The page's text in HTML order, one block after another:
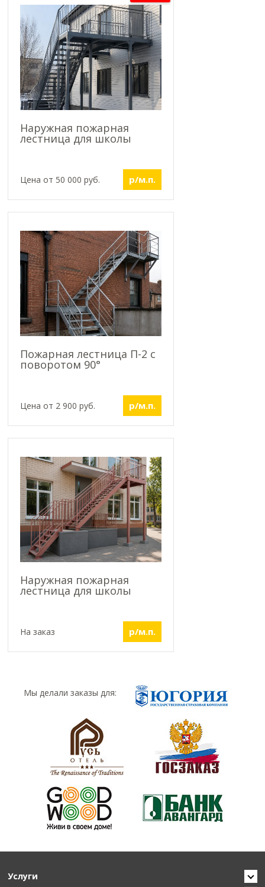
Наружная пожарная
лестница для школы
Цена от 50 000 руб. р/м.п.
Пожарная лестница П-2 с
поворотом 90°
Цена от 2 900 руб. р/м.п.
Наружная пожарная
лестница для школы
На заказ р/м.п.
Мы делали заказы для:
Услуги